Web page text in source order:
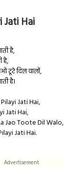
Jati Hai
है,
है,
टूटे दिल वालों,
है।
Jati Hai,
Jati Hai,
Jao Toote Dil Walo,
Jati Hai.
Advertisement